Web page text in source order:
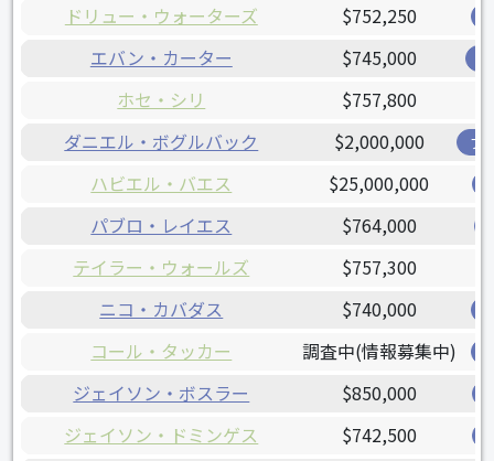
ドリュー・ウォーターズ $752,250
エバン・カーター $745,000
ホセ・シリ
$757,800
ダニエル・ボグルバック
$2,000,000 ブ
ハビエル・バエス $25,000,000
パブロ・レイエス $764,000
テイラー・ウォールズ
$757,300
ニコ・カバダス
$740,000
コール・タッカー 調査中(情報募集中)
ジェイソン・ボスラー $850,000
ジェイソン・ドミンゲス $742,500